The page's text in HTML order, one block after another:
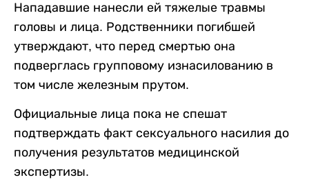
Нападавшие нанесли ей тяжелые травмы
головы и лица. Родственники погибшей
утверждают, что перед смертью она
подверглась групповому изнасилованию в
том числе железным прутом.
Официальные лица пока не спешат
подтверждать факт сексуального насилия до
получения результатов медицинской
экспертизы.